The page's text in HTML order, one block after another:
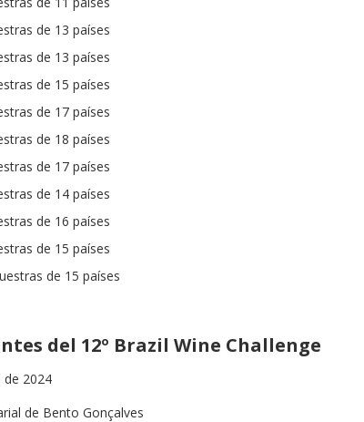
de 13 países
de 13 países
de 15 países
de 17 países
de 18 países
de 17 países
de 14 países
de 16 países
de 15 países
de 15 países
del 12º Brazil Wine Challenge
de 2024
de Bento Gonçalves